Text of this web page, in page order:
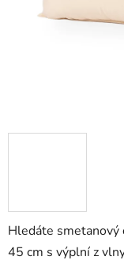
Hledáte
45 cm s výplní z